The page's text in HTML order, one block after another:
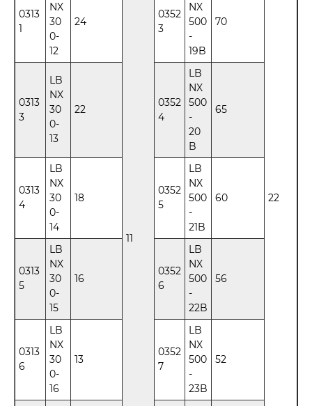
22
11
0313
1
NX
30
0-
12
24
0352
3
NX
500
-
19B
70
0313
3
LB
NX
30
0-
13
22
0352
4
LB
NX
500
-
20
B
65
0313
4
LB
NX
30
0-
14
18
0352
5
LB
NX
500
-
21B
60
0313
5
LB
NX
30
0-
15
16
0352
6
LB
NX
500
-
22B
56
0313
6
LB
NX
30
0-
16
13
0352
7
LB
NX
500
-
23B
52